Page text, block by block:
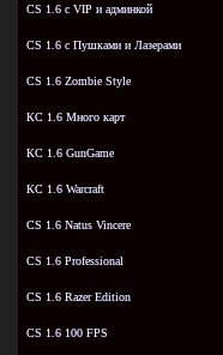
CS 1.6 с VIP и админкой
CS 1.6 с Пушками и Лазерами
CS 1.6 Zombie Style
КС 1.6 Много карт
КС 1.6 GunGame
КС 1.6 Warcraft
CS 1.6 Natus Vincere
CS 1.6 Professional
CS 1.6 Razer Edition
CS 1.6 100 FPS